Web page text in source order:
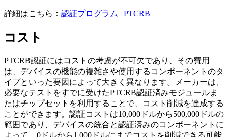
詳細はこちら： 認証プログラム | PTCRB
コスト
PTCRB認証にはコストの考慮が不可欠であり、その費用
は、デバイスの機能の複雑さや使用するコンポーネントのタ
イプといった要因によって大きく異なります。メーカーは、
必要なテストをすでに受けたPTCRB認証済みモジュールま
たはチップセットを利用することで、コスト削減を達成する
ことができます。認証コストは10,000ドルから500,000ドルの
範囲であり、デバイスの統合と認証済みのコンポーネントに
よって、0ドルから1,000ドルにまでコストを削減できる可能